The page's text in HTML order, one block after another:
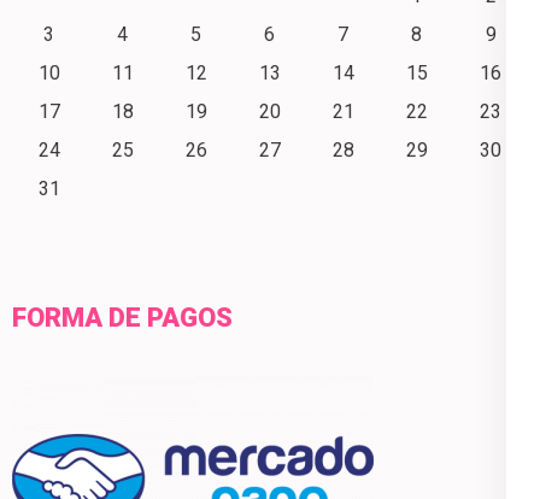
3
4 5 6 7 8
9
10
11 12 13 14 15
16
17
18 19 20 21 22
23
24
25 26 27 28 29
30
31
FORMA DE PAGOS